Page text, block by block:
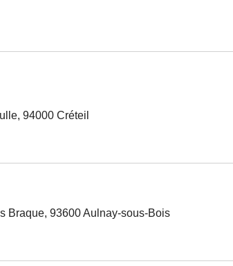
94000 Créteil
Braque, 93600 Aulnay-sous-Bois